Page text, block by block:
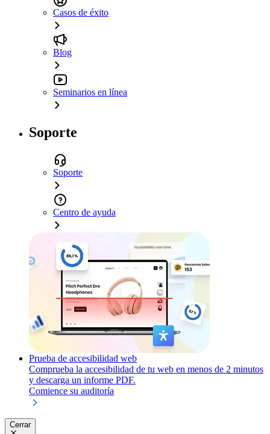
Casos de éxito
Blog
Seminarios en línea
Soporte
Soporte
Centro de ayuda
Prueba de accesibilidad web
Comprueba la accesibilidad de tu web en menos de 2 minutos
y descarga un informe PDF.
Comience su auditoría
Cerrar